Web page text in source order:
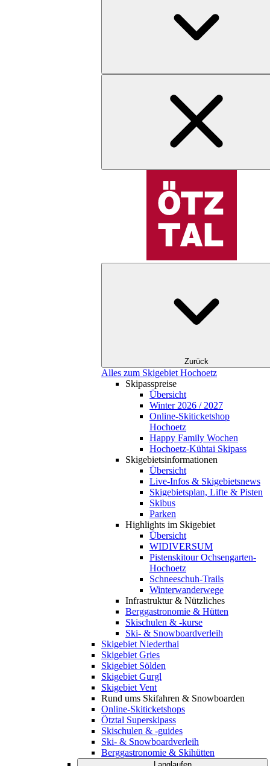
Zurück
Alles zum Skigebiet Hochoetz
Skipasspreise
Übersicht
Winter 2026 / 2027
Online-Skiticketshop
Hochoetz
Happy Family Wochen
Hochoetz-Kühtai Skipass
Skigebietsinformationen
Übersicht
Live-Infos & Skigebietsnews
Skigebietsplan, Lifte & Pisten
Skibus
Parken
Highlights im Skigebiet
Übersicht
WIDIVERSUM
Pistenskitour Ochsengarten-
Hochoetz
Schneeschuh-Trails
Winterwanderwege
Infrastruktur & Nützliches
Berggastronomie & Hütten
Skischulen & -kurse
Ski- & Snowboardverleih
Skigebiet Niederthai
Skigebiet Gries
Skigebiet Sölden
Skigebiet Gurgl
Skigebiet Vent
Rund ums Skifahren & Snowboarden
Online-Skiticketshops
Ötztal Superskipass
Skischulen & -guides
Ski- & Snowboardverleih
Berggastronomie & Skihütten